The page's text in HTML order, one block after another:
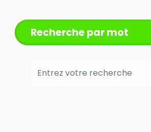
Recherche par mot